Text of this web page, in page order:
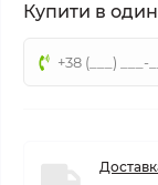
Купити в один